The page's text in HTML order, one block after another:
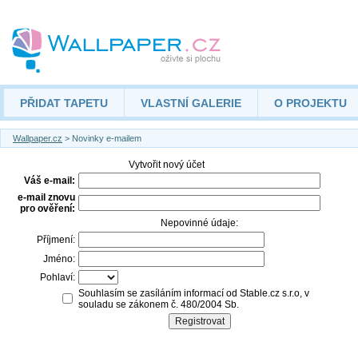
PŘIDAT TAPETU VLASTNÍ GALERIE O PROJEKTU
Wallpaper.cz > Novinky e-mailem